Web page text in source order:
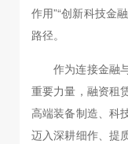
作用”“创新科技金
路径。
作为连接金融
重要力量，融资租
高端装备制造、科
迈入深耕细作、提